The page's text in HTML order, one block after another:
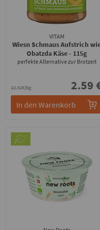
VITAM
Wiesn Schmaus Aufstrich
Obatzda Käse- 115g
perfekte Alternative zur Brotzeit
22.52€/kg 2.59
In den Warenkorb